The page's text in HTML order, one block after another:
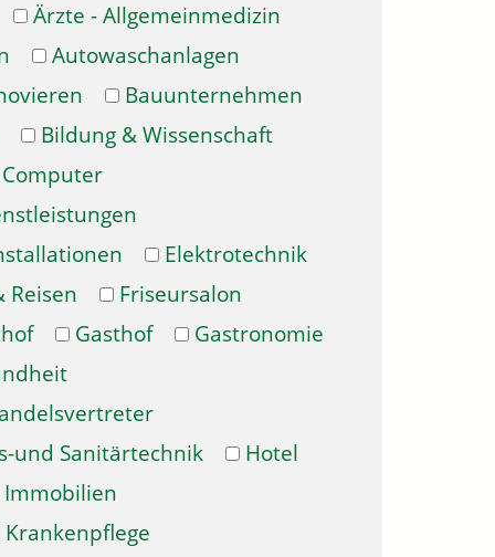
Ärzte - Allgemeinmedizin
Autowaschanlagen
Bauunternehmen
Bildung & Wissenschaft
Computer
Elektrotechnik
Reisen
Friseursalon
Gasthof
Gastronomie
und Sanitärtechnik
Hotel
Immobilien
Krankenpflege